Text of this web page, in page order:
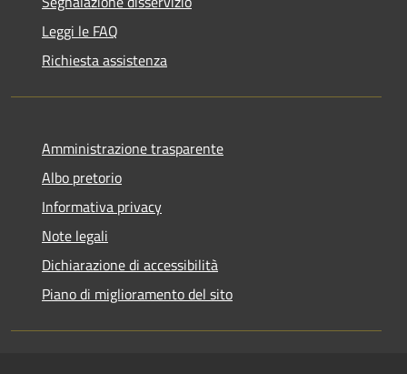
Leggi le FAQ
Richiesta assistenza
Amministrazione trasparente
Albo pretorio
Informativa privacy
Note legali
Dichiarazione di accessibilità
Piano di miglioramento del sito